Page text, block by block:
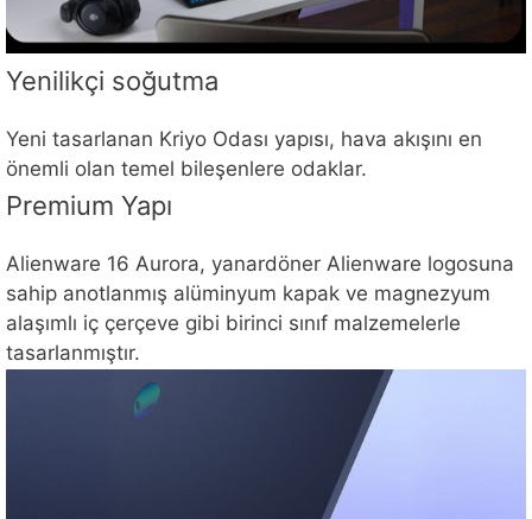
Yenilikçi soğutma
Yeni tasarlanan Kriyo Odası yapısı, hava akışını en
önemli olan temel bileşenlere odaklar.
Premium Yapı
Alienware 16 Aurora, yanardöner Alienware logosuna
sahip anotlanmış alüminyum kapak ve magnezyum
alaşımlı iç çerçeve gibi birinci sınıf malzemelerle
tasarlanmıştır.